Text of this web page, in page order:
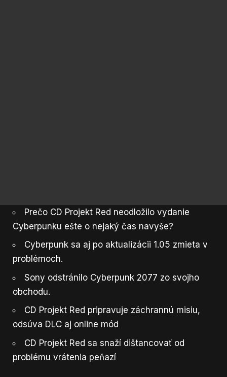
Prečo CD Projekt Red neodložilo vydanie
Cyberpunku ešte o nejaký čas navyše?
Cyberpunk sa aj po aktualizácii 1.05 zmieta v
problémoch.
Sony odstránilo Cyberpunk 2077 zo svojho
obchodu.
CD Projekt Red pripravuje záchrannú misiu,
odsúva DLC aj online mód
CD Projekt Red sa snaží dištancovať od
problému vrátenia peňazí